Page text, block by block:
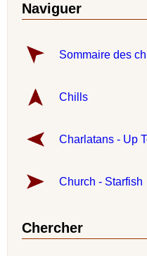
Naviguer
Sommaire des
Chills
Charlatans - Up
Church - Starfish
Chercher